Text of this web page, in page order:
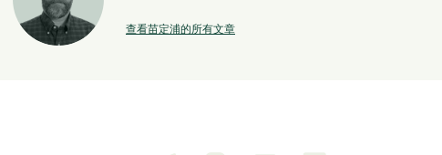
查看苗定浦的所有文章